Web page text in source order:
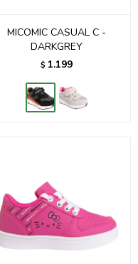
MICOMIC CASUAL C -
DARKGREY
$ 1.199